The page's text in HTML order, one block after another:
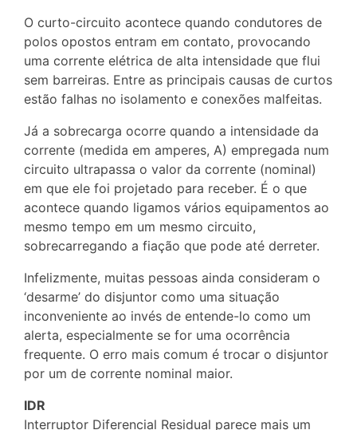
O curto-circuito acontece quando condutores de
polos opostos entram em contato, provocando
uma corrente elétrica de alta intensidade que flui
sem barreiras. Entre as principais causas de curtos
estão falhas no isolamento e conexões malfeitas.
Já a sobrecarga ocorre quando a intensidade da
corrente (medida em amperes, A) empregada num
circuito ultrapassa o valor da corrente (nominal)
em que ele foi projetado para receber. É o que
acontece quando ligamos vários equipamentos ao
mesmo tempo em um mesmo circuito,
sobrecarregando a fiação que pode até derreter.
Infelizmente, muitas pessoas ainda consideram o
‘desarme’ do disjuntor como uma situação
inconveniente ao invés de entende-lo como um
alerta, especialmente se for uma ocorrência
frequente. O erro mais comum é trocar o disjuntor
por um de corrente nominal maior.
IDR
Interruptor Diferencial Residual parece mais um